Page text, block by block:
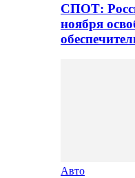
СПОТ:
ноября
Авто